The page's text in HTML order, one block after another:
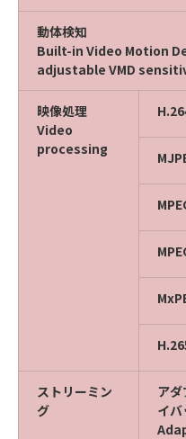
動体検知
Built-in Video Motion
adjustable VMD
映像処理
Video
processing
ストリーミン
グ
ア
イバ